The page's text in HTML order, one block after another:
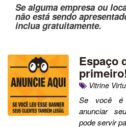
Se alguma empresa ou
não está sendo
inclua gratuitamente.
Espaço
Vitrine
Se você é
anunciar
pode servir